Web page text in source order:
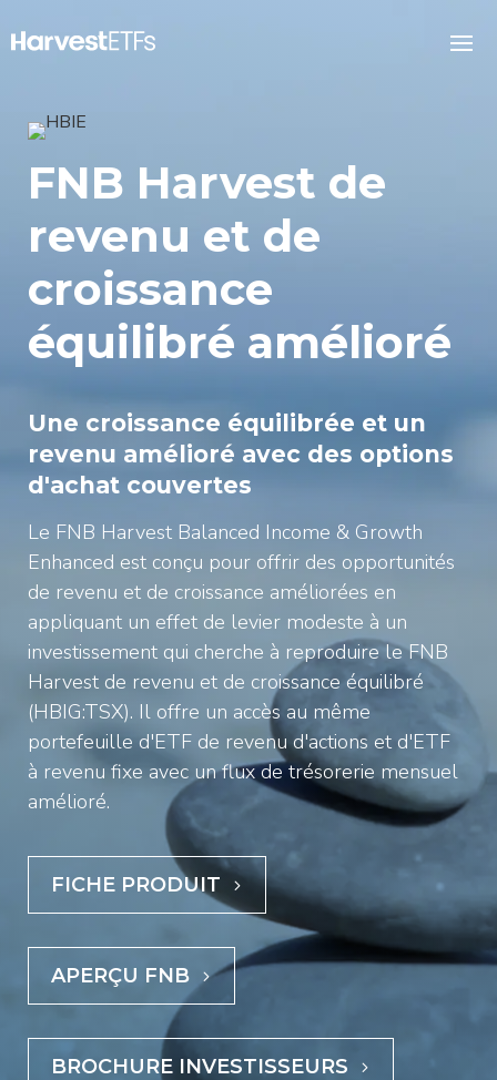
FNB Harvest de
revenu et de
croissance
équilibré amélioré
Une croissance équilibrée et un
revenu amélioré avec des options
d'achat couvertes
Le FNB Harvest Balanced Income & Growth
Enhanced est conçu pour offrir des opportunités
de revenu et de croissance améliorées en
appliquant un effet de levier modeste à un
investissement qui cherche à reproduire le FNB
Harvest de revenu et de croissance équilibré
(HBIG:TSX). Il offre un accès au même
portefeuille d'ETF de revenu d'actions et d'ETF
à revenu fixe avec un flux de trésorerie mensuel
amélioré.
FICHE PRODUIT
APERÇU FNB
BROCHURE INVESTISSEURS